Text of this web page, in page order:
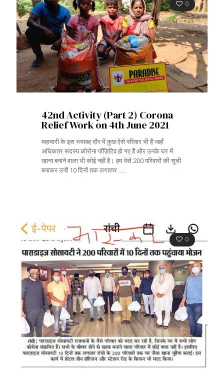
0
42nd Activity (Part 2) Corona
Relief Work on 4th June 2021
महामारी के इस भयावह दौर में कुछ ऐसे परिवार भी हैं जहाँ
अधिकतर सदस्य कोरोना पॉज़िटिव हो गए हैं और उनके घर में
खाना बनाने वाला भी कोई नहीं है। हम वेसे 200 परिवारों की सूची
बनाकर उन्हें 10 दिनों तक लगातार .....
0